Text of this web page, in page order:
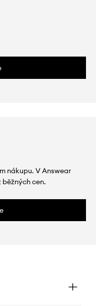
nákupu. V Answear
běžných cen.